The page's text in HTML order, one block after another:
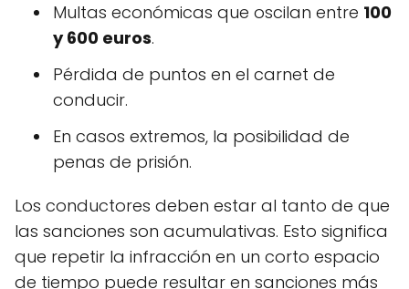
Multas económicas que oscilan entre 100
y 600 euros.
Pérdida de puntos en el carnet de
conducir.
En casos extremos, la posibilidad de
penas de prisión.
Los conductores deben estar al tanto de que
las sanciones son acumulativas. Esto significa
que repetir la infracción en un corto espacio
de tiempo puede resultar en sanciones más